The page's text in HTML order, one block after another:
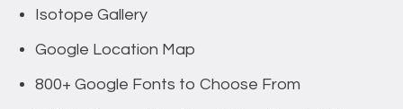
Isotope Gallery
Google Location Map
800+ Google Fonts to Choose From